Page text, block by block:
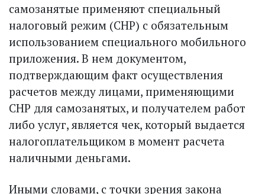
самозанятые применяют специальный
налоговый режим (СНР) с обязательным
использованием специального мобильного
приложения. В нем документом,
подтверждающим факт осуществления
расчетов между лицами, применяющими
СНР для самозанятых, и получателем работ
либо услуг, является чек, который выдается
налогоплательщиком в момент расчета
наличными деньгами.
Иными словами, с точки зрения закона